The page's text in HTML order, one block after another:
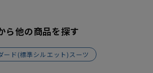
ら他の商品を探す
ード(標準シルエット)スーツ